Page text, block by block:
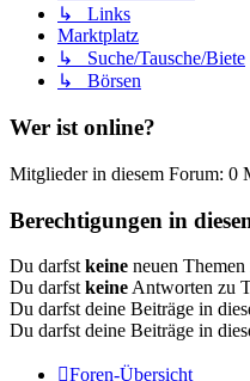
↳ Links
Marktplatz
↳ Suche/Tausche/Biete
↳ Börsen
Wer ist online?
Mitglieder in diesem Forum: 0
Berechtigungen in
Du darfst keine neuen
Du darfst keine Antworten zu
Du darfst deine Beiträge in
Du darfst deine Beiträge in
Foren-Übersicht